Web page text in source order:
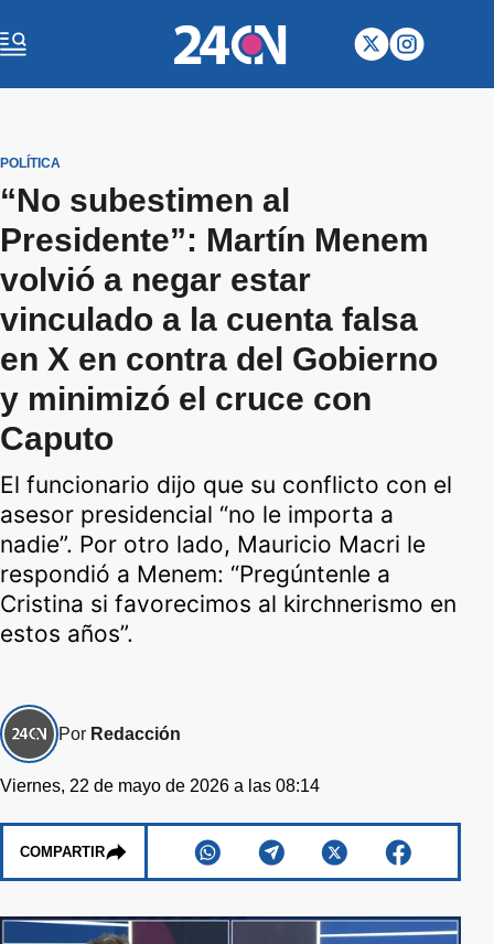
POLÍTICA
“No subestimen al
Presidente”: Martín Menem
volvió a negar estar
vinculado a la cuenta falsa
en X en contra del Gobierno
y minimizó el cruce con
Caputo
El funcionario dijo que su conflicto con el
asesor presidencial “no le importa a
nadie”. Por otro lado, Mauricio Macri le
respondió a Menem: “Pregúntenle a
Cristina si favorecimos al kirchnerismo en
estos años”.
Por Redacción
Viernes, 22 de mayo de 2026 a las 08:14
COMPARTIR